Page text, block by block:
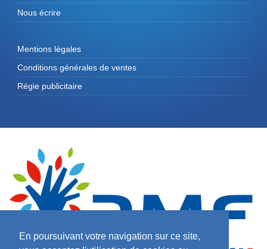
En poursuivant votre navigation sur ce site,
Nous écrire
Mentions légales
Conditions générales de ventes
Régie publicitaire